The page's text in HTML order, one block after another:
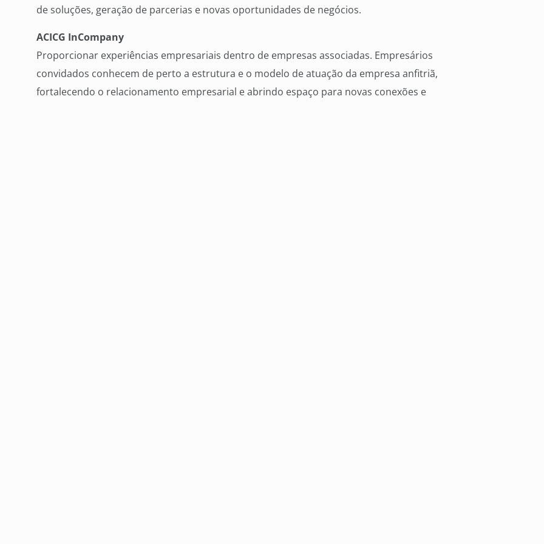
de soluções, geração de parcerias e novas oportunidades de negócios.
ACICG InCompany
Proporcionar experiências empresariais dentro de empresas associadas. Empresários
convidados conhecem de perto a estrutura e o modelo de atuação da empresa anfitriã,
fortalecendo o relacionamento empresarial e abrindo espaço para novas conexões e